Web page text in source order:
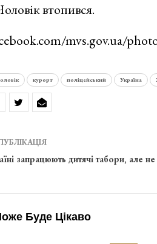
втопився.
mvs.gov.ua/
курорт поліцейський Україна
запрацюють дитячі табори, але не
Буде Цікаво